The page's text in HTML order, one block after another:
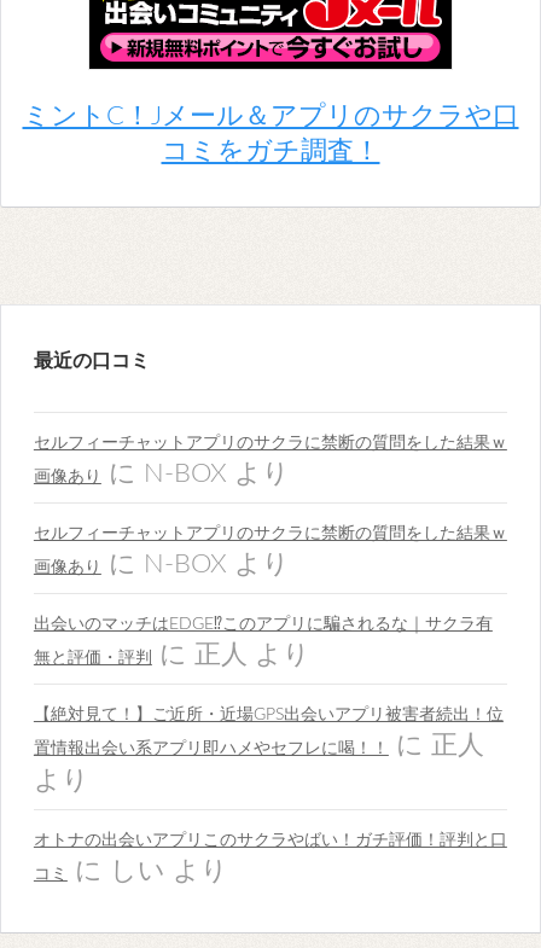
ミントC！Jメール＆アプリのサクラや口
コミをガチ調査！
最近の口コミ
セルフィーチャットアプリのサクラに禁断の質問をした結果ｗ
画像あり
に N-BOX より
セルフィーチャットアプリのサクラに禁断の質問をした結果ｗ
画像あり
に N-BOX より
出会いのマッチはEDGE⁉︎このアプリに騙されるな｜サクラ有
無と評価・評判
に 正人 より
【絶対見て！】ご近所・近場GPS出会いアプリ被害者続出！位
置情報出会い系アプリ即ハメやセフレに喝！！
に
正人
より
オトナの出会いアプリこのサクラやばい！ガチ評価！評判と口
コミ
に しい より